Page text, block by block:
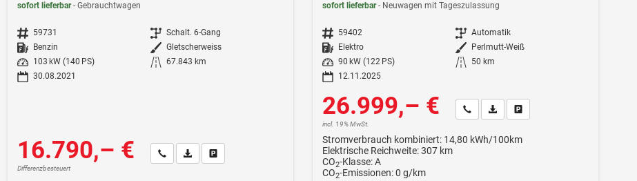
sofort lieferbar Gebrauchtwagen
Fahrzeugnr. 59731 Getriebe Schalt. 6-Gang
Kraftstoff
Benzin Außenfarbe Gletscherweiss
Leistung
103 kW (140 PS) Kilometerstand 67.843 km
30.08.2021
16.790,– €
Differenzbesteuert
Wir rufen Sie an
Fahrzeugexposé (PDF)
Fahrzeug parken
sofort lieferbar Neuwagen mit Tageszulassung
Fahrzeugnr. 59402 Getriebe Automatik
Kraftstoff
Elektro Außenfarbe
Perlmutt-Weiß
Leistung
90 kW (122 PS) Kilometerstand
50 km
12.11.2025
26.999,– €
incl. 19% MwSt.
Wir rufen Sie an
Fahrzeugexposé (PDF)
Fahrzeug parken
Stromverbrauch kombiniert: 14,80 kWh/100km
Elektrische Reichweite:307 km
CO2-Klasse:A
CO2-Emissionen:0 g/km